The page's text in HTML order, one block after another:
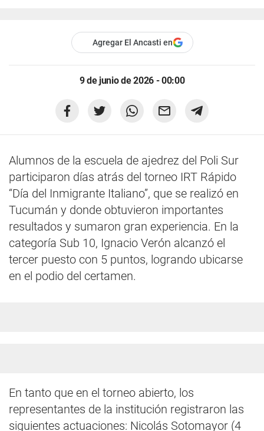
Agregar El Ancasti en
9 de junio de 2026 - 00:00
Alumnos de la escuela de ajedrez del Poli Sur
participaron días atrás del torneo IRT Rápido
“Día del Inmigrante Italiano”, que se realizó en
Tucumán y donde obtuvieron importantes
resultados y sumaron gran experiencia. En la
categoría Sub 10, Ignacio Verón alcanzó el
tercer puesto con 5 puntos, logrando ubicarse
en el podio del certamen.
En tanto que en el torneo abierto, los
representantes de la institución registraron las
siguientes actuaciones: Nicolás Sotomayor (4